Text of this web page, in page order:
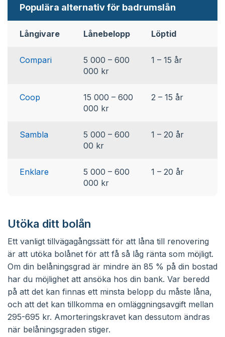
Långivare Lånebelopp Löptid
Compari
5 000 – 600
000 kr
1 – 15 år
Coop
15 000 – 600
000 kr
2 – 15 år
Sambla
5 000 – 600
00 kr
1 – 20 år
Enklare
5 000 – 600
000 kr
1 – 20 år
Populära alternativ för badrumslån
Utöka ditt bolån
Ett vanligt tillvägagångssätt för att låna till renovering
är att utöka bolånet för att få så låg ränta som möjligt.
Om din belåningsgrad är mindre än 85 % på din bostad
har du möjlighet att ansöka hos din bank. Var beredd
på att det kan finnas ett minsta belopp du måste låna,
och att det kan tillkomma en omläggningsavgift mellan
295-695 kr. Amorteringskravet kan dessutom ändras
när belåningsgraden stiger.